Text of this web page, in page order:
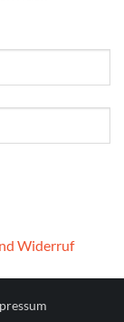
Widerruf